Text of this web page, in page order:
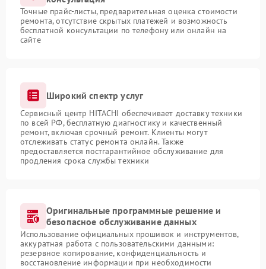
Точные прайс-листы, предварительная оценка стоимости
ремонта, отсутствие скрытых платежей и возможность
бесплатной консультации по телефону или онлайн на
сайте
Широкий спектр услуг
Сервисный центр HITACHI обеспечивает доставку техники
по всей РФ, бесплатную диагностику и качественный
ремонт, включая срочный ремонт. Клиенты могут
отслеживать статус ремонта онлайн. Также
предоставляется постгарантийное обслуживание для
продления срока службы техники
Оригинальные программные решение и
безопасное обслуживание данных
Использование официальных прошивок и инструментов,
аккуратная работа с пользовательскими данными:
резервное копирование, конфиденциальность и
восстановление информации при необходимости